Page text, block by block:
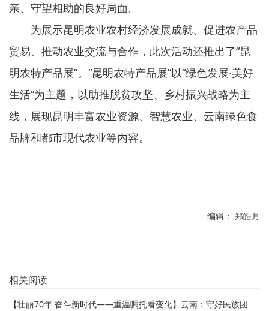
亲、守望相助的良好局面。
为展示昆明农业农村经济发展成就、促进农产品
贸易、推动农业交流与合作，此次活动还推出了“昆
明农特产品展”。“昆明农特产品展”以“绿色发展·美好
生活”为主题，以助推脱贫攻坚、乡村振兴战略为主
线，展现昆明丰富农业资源、智慧农业、云南绿色食
品牌和都市现代农业等内容。
编辑： 郑皓月
相关阅读
【壮丽70年 奋斗新时代——重温嘱托看变化】云南：守好民族团